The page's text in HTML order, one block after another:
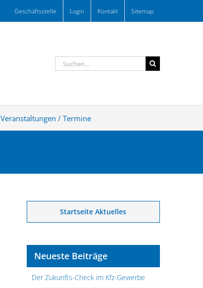
Geschäftsstelle Login Kontakt Sitemap
Suche
nach:
Veranstaltungen / Termine
Startseite Aktuelles
Neueste Beiträge
Der Zukunfts-Check im Kfz-Gewerbe